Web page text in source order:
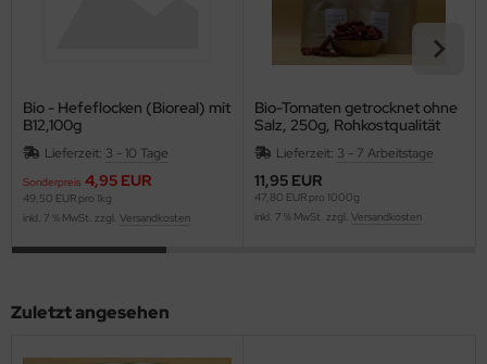
Bio - Hefeflocken (Bioreal) mit
B12,100g
Lieferzeit: 3 - 10 Tage
Sonderpreis 4,95 EUR
49,50 EUR pro 1kg
inkl. 7 % MwSt. zzgl. Versandkosten
Bio-Tomaten getrocknet ohne
Salz, 250g, Rohkostqualität
Lieferzeit: 3 - 7 Arbeitstage
11,95 EUR
47,80 EUR pro 1000g
inkl. 7 % MwSt. zzgl. Versandkosten
Zuletzt angesehen